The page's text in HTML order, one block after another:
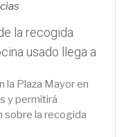
la recogida
usado llega a
la Plaza Mayor en
y permitirá
sobre la recogida